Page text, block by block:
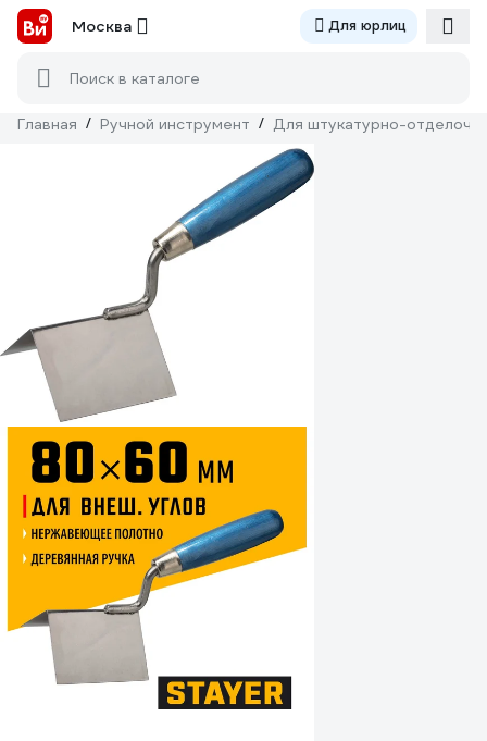
Москва Для юрлиц
Поиск в каталоге
Главная / Ручной инструмент / Для штукатурно-